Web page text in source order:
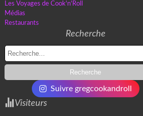
Les Voyages de Cook'n'Roll
Médias
Restaurants
Recherche
Suivre gregcookandroll
Visiteurs